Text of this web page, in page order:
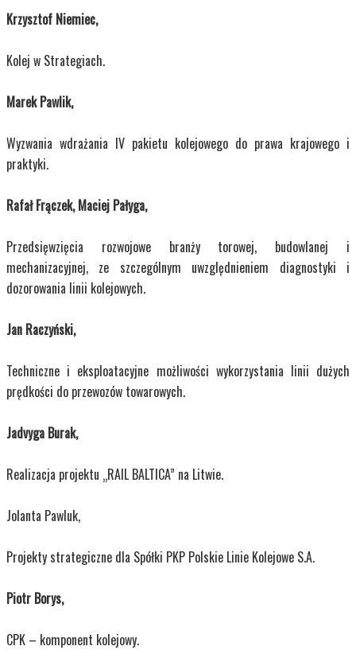
Krzysztof Niemiec,
Kolej w Strategiach.
Marek Pawlik,
Wyzwania wdrażania IV pakietu kolejowego do prawa krajowego i
praktyki.
Rafał Frączek, Maciej Pałyga,
Przedsięwzięcia rozwojowe branży torowej, budowlanej i
mechanizacyjnej, ze szczególnym uwzględnieniem diagnostyki i
dozorowania linii kolejowych.
Jan Raczyński,
Techniczne i eksploatacyjne możliwości wykorzystania linii dużych
prędkości do przewozów towarowych.
Jadvyga Burak,
Realizacja projektu „RAIL BALTICA” na Litwie.
Jolanta Pawluk,
Projekty strategiczne dla Spółki PKP Polskie Linie Kolejowe S.A.
Piotr Borys,
CPK – komponent kolejowy.